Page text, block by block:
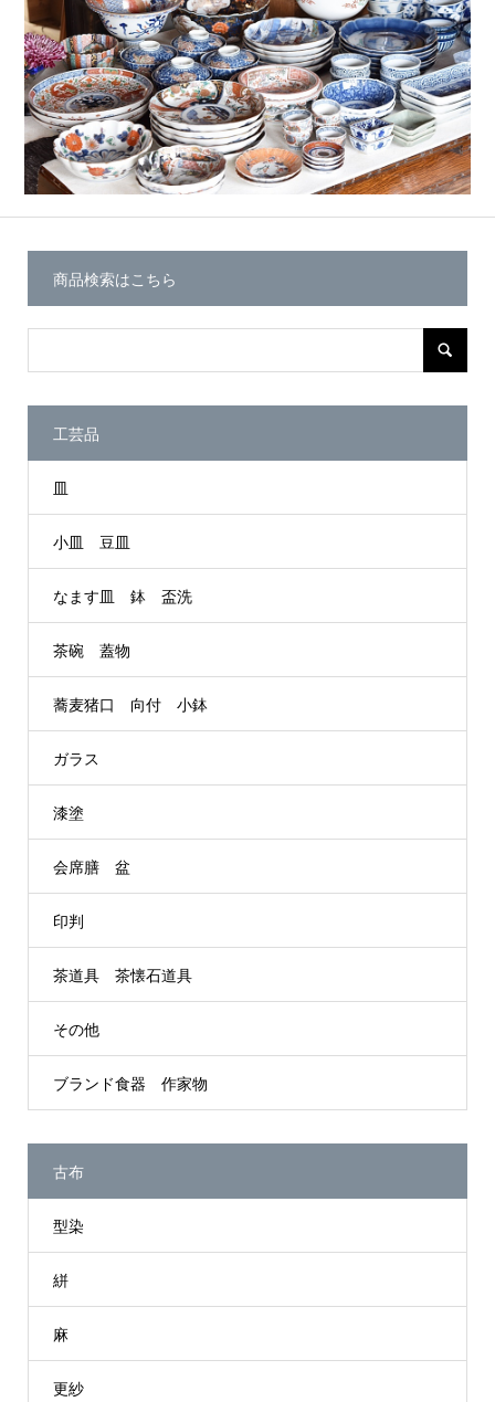
商品検索はこちら
工芸品
皿
小皿 豆皿
なます皿 鉢 盃洗
茶碗 蓋物
蕎麦猪口 向付 小鉢
ガラス
漆塗
会席膳 盆
印判
茶道具 茶懐石道具
その他
ブランド食器 作家物
古布
型染
絣
麻
更紗